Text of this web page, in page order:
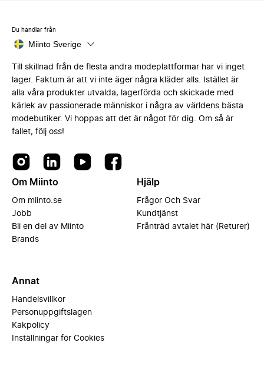
Du handlar från
Miinto Sverige
Till skillnad från de flesta andra modeplattformar har vi inget
lager. Faktum är att vi inte äger några kläder alls. Istället är
alla våra produkter utvalda, lagerförda och skickade med
kärlek av passionerade människor i några av världens bästa
modebutiker. Vi hoppas att det är något för dig. Om så är
fallet, följ oss!
Om Miinto
Om miinto.se
Jobb
Bli en del av Miinto
Brands
Hjälp
Frågor Och Svar
Kundtjänst
Frånträd avtalet här (Returer)
Annat
Handelsvillkor
Personuppgiftslagen
Kakpolicy
Inställningar för Cookies